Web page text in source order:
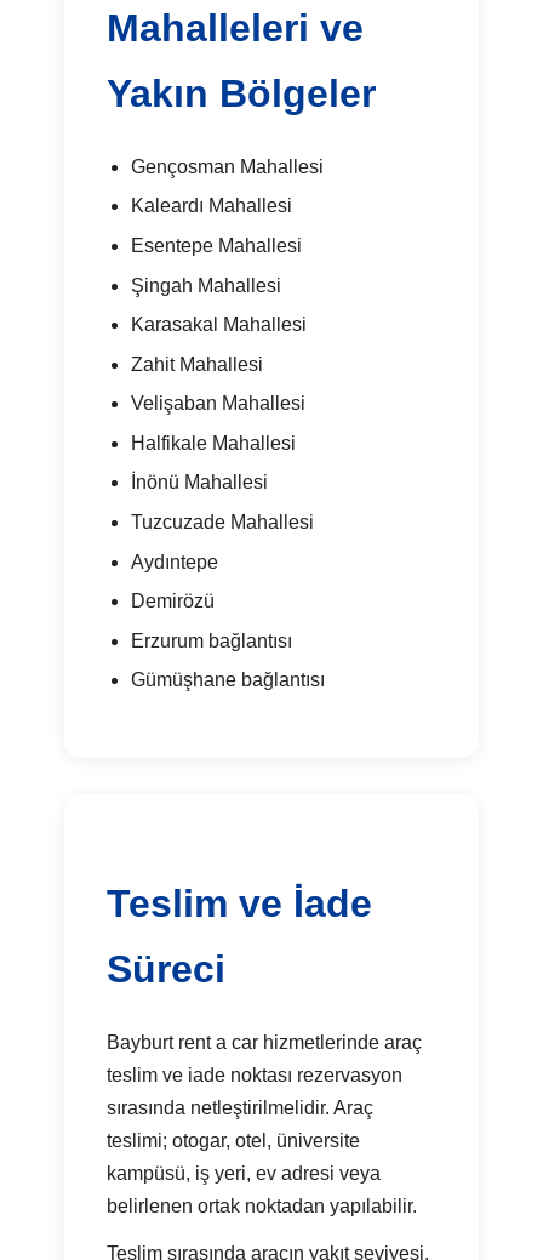
Mahalleleri ve
Yakın Bölgeler
Gençosman Mahallesi
Kaleardı Mahallesi
Esentepe Mahallesi
Şingah Mahallesi
Karasakal Mahallesi
Zahit Mahallesi
Velişaban Mahallesi
Halfikale Mahallesi
İnönü Mahallesi
Tuzcuzade Mahallesi
Aydıntepe
Demirözü
Erzurum bağlantısı
Gümüşhane bağlantısı
Teslim ve İade
Süreci
Bayburt rent a car hizmetlerinde araç
teslim ve iade noktası rezervasyon
sırasında netleştirilmelidir. Araç
teslimi; otogar, otel, üniversite
kampüsü, iş yeri, ev adresi veya
belirlenen ortak noktadan yapılabilir.
Teslim sırasında aracın yakıt seviyesi,